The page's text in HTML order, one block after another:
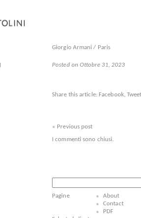
Giorgio Armani / Paris
Posted on Ottobre 31, 2023
Share this article: Facebook,
« Previous post
I commenti sono chiusi.
per:
Pagine
About
Contact
PDF